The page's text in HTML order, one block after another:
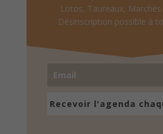
Lotos, Taureaux, Marchés
Désinscription possible à
Recevoir l'agenda